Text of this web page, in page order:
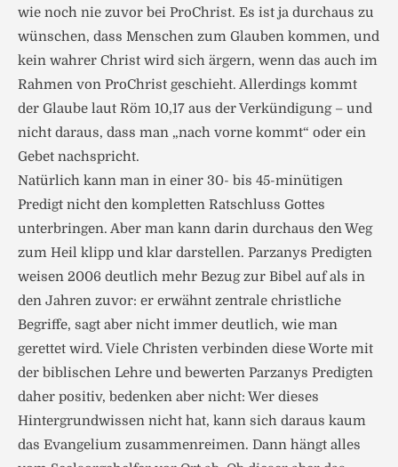
wie noch nie zuvor bei ProChrist. Es ist ja durchaus zu
wünschen, dass Menschen zum Glauben kommen, und
kein wahrer Christ wird sich ärgern, wenn das auch im
Rahmen von ProChrist geschieht. Allerdings kommt
der Glaube laut Röm 10,17 aus der Verkündigung – und
nicht daraus, dass man „nach vorne kommt“ oder ein
Gebet nachspricht.
Natürlich kann man in einer 30- bis 45-minütigen
Predigt nicht den kompletten Ratschluss Gottes
unterbringen. Aber man kann darin durchaus den Weg
zum Heil klipp und klar darstellen. Parzanys Predigten
weisen 2006 deutlich mehr Bezug zur Bibel auf als in
den Jahren zuvor: er erwähnt zentrale christliche
Begriffe, sagt aber nicht immer deutlich, wie man
gerettet wird. Viele Christen verbinden diese Worte mit
der biblischen Lehre und bewerten Parzanys Predigten
daher positiv, bedenken aber nicht: Wer dieses
Hintergrundwissen nicht hat, kann sich daraus kaum
das Evangelium zusammenreimen. Dann hängt alles